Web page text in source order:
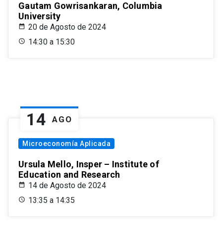
Gautam Gowrisankaran, Columbia
University
20 de Agosto de 2024
14:30 a 15:30
14 AGO
Microeconomía Aplicada
Ursula Mello, Insper – Institute of
Education and Research
14 de Agosto de 2024
13:35 a 14:35